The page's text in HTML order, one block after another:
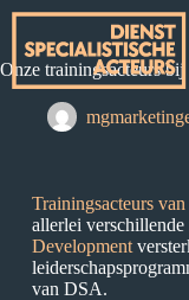
Onze trainingsacteurs
Trainingsacteurs
allerlei
Development
van DSA.